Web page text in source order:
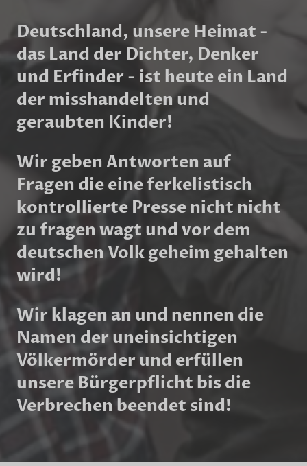
Deutschland, unsere Heimat -
das Land der Dichter, Denker
und Erfinder - ist heute ein Land
der misshandelten und
geraubten Kinder!
Wir geben Antworten auf
Fragen die eine ferkelistisch
kontrollierte Presse nicht nicht
zu fragen wagt und vor dem
deutschen Volk geheim gehalten
wird!
Wir klagen an und nennen die
Namen der uneinsichtigen
Völkermörder und erfüllen
unsere Bürgerpflicht bis die
Verbrechen beendet sind!